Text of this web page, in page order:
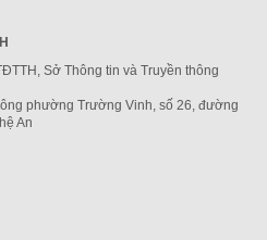
Sở Thông tin và Truyền thông
phường Trường Vinh, số 26, đường
An